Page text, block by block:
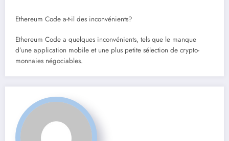
Ethereum Code a-t-il des inconvénients?
Ethereum Code a quelques inconvénients, tels que le manque
d’une application mobile et une plus petite sélection de crypto-
monnaies négociables.